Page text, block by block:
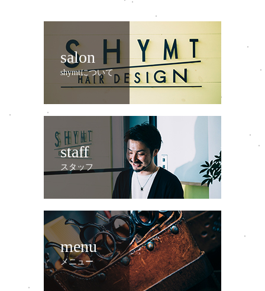
salon
shymtについて
staff
スタッフ
menu
メニュー